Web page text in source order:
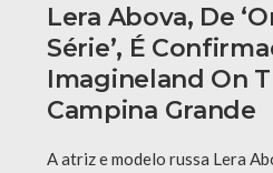
Lera Abova, De
Série’, É
Imagineland On
Campina Grande
A atriz e modelo russa Lera